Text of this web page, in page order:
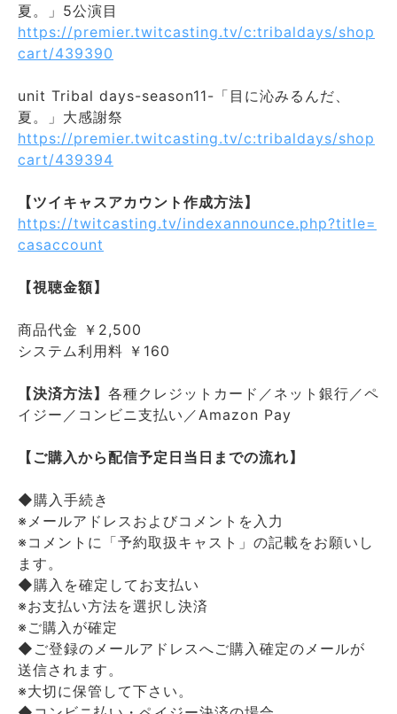
夏。」5公演目
https://premier.twitcasting.tv/c:tribaldays/shop
cart/439390
unit Tribal days-season11-「目に沁みるんだ、
夏。」大感謝祭
https://premier.twitcasting.tv/c:tribaldays/shop
cart/439394
【ツイキャスアカウント作成方法】
https://twitcasting.tv/indexannounce.php?title=
casaccount
【視聴金額】
商品代金 ￥2,500
システム利用料 ￥160
【決済方法】 各種クレジットカード／ネット銀行／ペ
イジー／コンビニ支払い／Amazon Pay
【ご購入から配信予定日当日までの流れ】
◆購入手続き
※メールアドレスおよびコメントを入力
※コメントに「予約取扱キャスト」の記載をお願いし
ます。
◆購入を確定してお支払い
※お支払い方法を選択し決済
※ご購入が確定
◆ご登録のメールアドレスへご購入確定のメールが
送信されます。
※大切に保管して下さい。